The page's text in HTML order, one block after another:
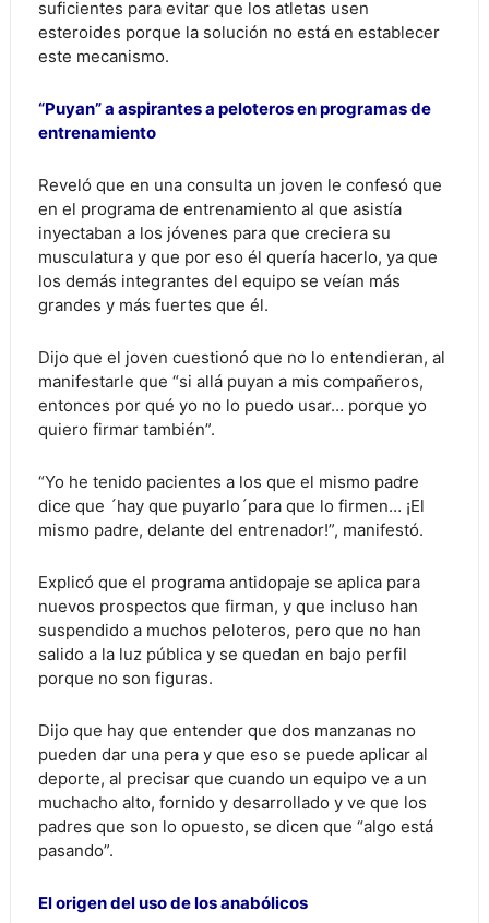
suficientes para evitar que los atletas usen
esteroides porque la solución no está en establecer
este mecanismo.
“Puyan” a aspirantes a peloteros en programas de
entrenamiento
Reveló que en una consulta un joven le confesó que
en el programa de entrenamiento al que asistía
inyectaban a los jóvenes para que creciera su
musculatura y que por eso él quería hacerlo, ya que
los demás integrantes del equipo se veían más
grandes y más fuertes que él.
Dijo que el joven cuestionó que no lo entendieran, al
manifestarle que “si allá puyan a mis compañeros,
entonces por qué yo no lo puedo usar… porque yo
quiero firmar también”.
“Yo he tenido pacientes a los que el mismo padre
dice que ´hay que puyarlo´para que lo firmen… ¡El
mismo padre, delante del entrenador!”, manifestó.
Explicó que el programa antidopaje se aplica para
nuevos prospectos que firman, y que incluso han
suspendido a muchos peloteros, pero que no han
salido a la luz pública y se quedan en bajo perfil
porque no son figuras.
Dijo que hay que entender que dos manzanas no
pueden dar una pera y que eso se puede aplicar al
deporte, al precisar que cuando un equipo ve a un
muchacho alto, fornido y desarrollado y ve que los
padres que son lo opuesto, se dicen que “algo está
pasando”.
El origen del uso de los anabólicos